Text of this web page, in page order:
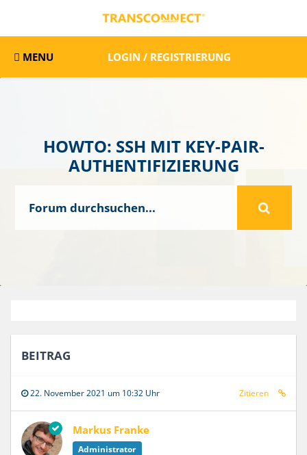
MENU LOGIN / REGISTRIERUNG
HOWTO: SSH MIT KEY-PAIR-
AUTHENTIFIZIERUNG
BEITRAG
22. November 2021 um 10:32 Uhr Zitieren
Markus Franke
Administrator